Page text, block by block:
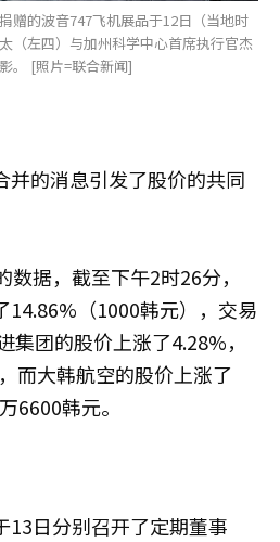
赠的波音747飞机展品于12日（当地时
（左四）与加州科学中心首席执行官杰
。 [照片=联合新闻]
并的消息引发了股价的共同
据，截至下午2时26分，
14.86%（1000韩元），交易
团的股价上涨了4.28%，
而大韩航空的股价上涨了
6600韩元。
13日分别召开了定期董事